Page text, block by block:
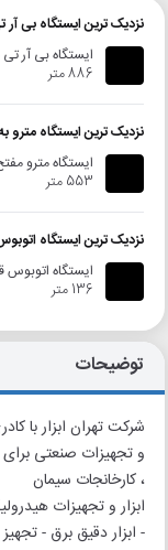
نزدیک ترین ایستگاه بی آر
ایستگاه بی آر
886 متر
نزدیک ترین ایستگاه مترو
ایستگاه مترو
553 متر
نزدیک ترین ایستگاه
ایستگاه اتوبوس قائم
136 متر
توضیحات
شرکت تهران ابزار با
و تجهیزات صنعتی
، کارخانجات سیمان
ابزار و تجهیزات
- ابزار دقیق برق -